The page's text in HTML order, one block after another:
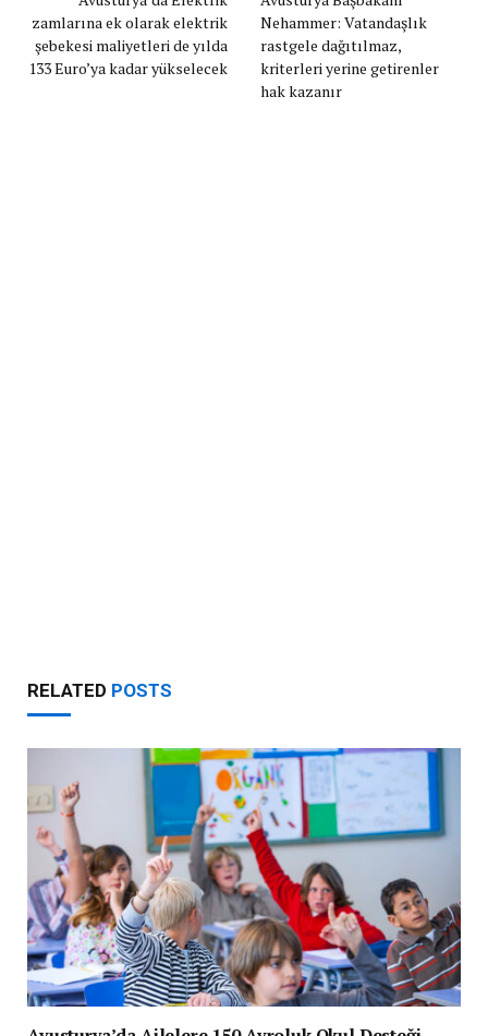
zamlarına ek olarak elektrik
şebekesi maliyetleri de yılda
133 Euro’ya kadar yükselecek
Nehammer: Vatandaşlık
rastgele dağıtılmaz,
kriterleri yerine getirenler
hak kazanır
RELATED POSTS